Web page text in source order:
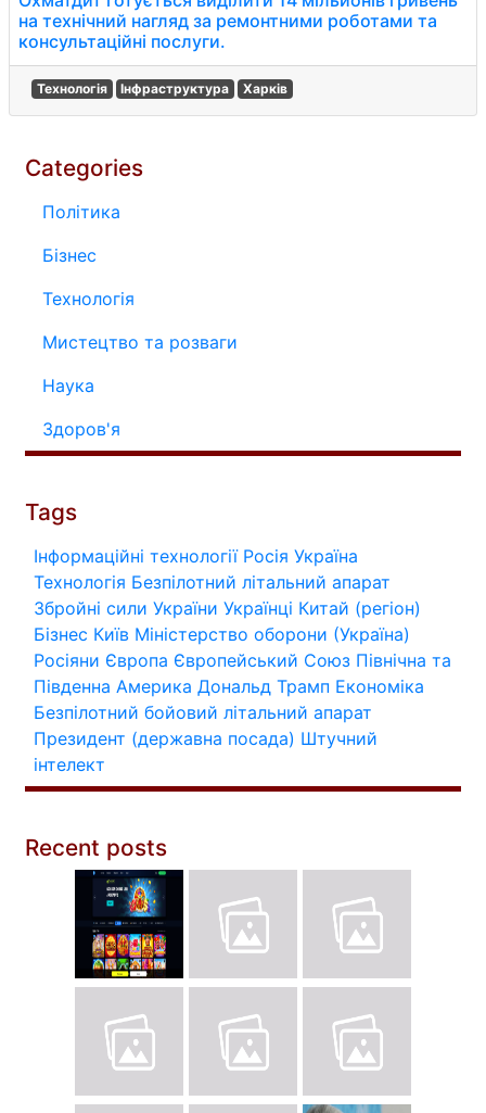
на технічний нагляд за ремонтними роботами та
консультаційні послуги.
Технологія Інфраструктура Харків
Categories
Політика
Бізнес
Технологія
Мистецтво та розваги
Наука
Здоров'я
Tags
Інформаційні технології Росія Україна
Технологія Безпілотний літальний апарат
Збройні сили України Українці Китай (регіон)
Бізнес Київ Міністерство оборони (Україна)
Росіяни Європа Європейський Союз Північна та
Південна Америка Дональд Трамп Економіка
Безпілотний бойовий літальний апарат
Президент (державна посада) Штучний
інтелект
Recent posts